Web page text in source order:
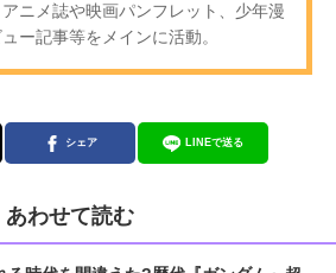
ニメ誌や映画パンフレット、少年漫
ー記事等をメインに活動。
シェア LINEで送る
あわせて読む